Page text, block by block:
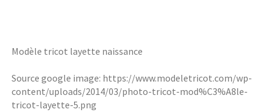
Modèle tricot layette naissance
Source google image: https://www.modeletricot.com/wp-
content/uploads/2014/03/photo-tricot-mod%C3%A8le-
tricot-layette-5.png